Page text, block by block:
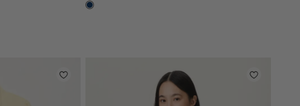
donkerblauw